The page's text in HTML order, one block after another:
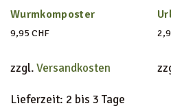
Wurmkomposter
9,95 CHF
zzgl.Versandkosten
Lieferzeit: 2 bis 3 Tage